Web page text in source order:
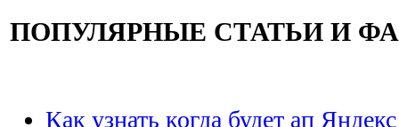
ПОПУЛЯРНЫЕ СТАТЬИ И
Как узнать когда будет ап